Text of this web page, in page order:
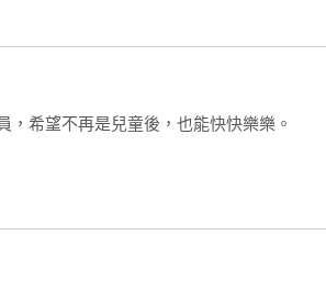
希望不再是兒童後，也能快快樂樂。